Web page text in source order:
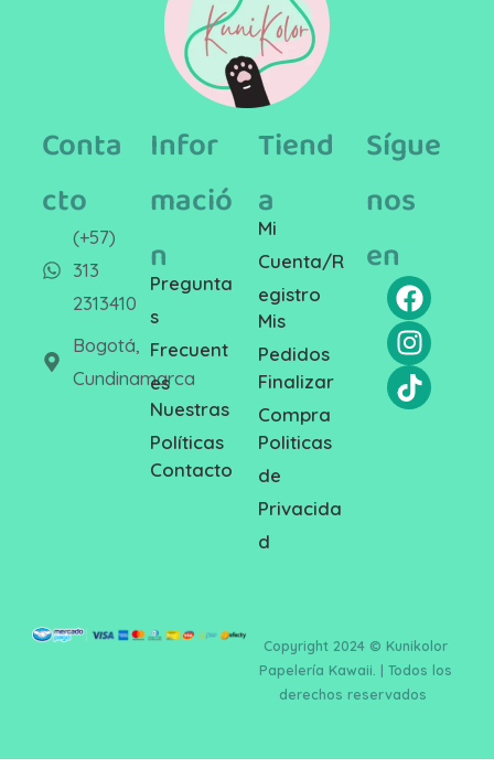
Conta
cto
(+57)
313
2313410
Bogotá,
Cundinamarca
Infor
mació
n
Pregunta
s
Frecuent
es
Nuestras
Políticas
Contacto
Tiend
a
Mi
Cuenta/R
egistro
Mis
Pedidos
Finalizar
Compra
Politicas
de
Privacida
d
Sígue
nos
en
Copyright 2024 © Kunikolor
Papelería Kawaii. | Todos los
derechos reservados